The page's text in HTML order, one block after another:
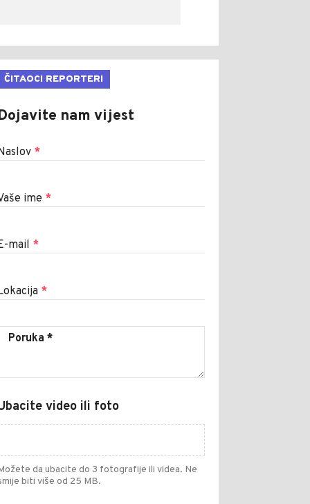
ČITAOCI REPORTERI
nam vijest
*
ime *
mail *
*
video ili foto
da ubacite do 3 fotografije ili videa. Ne
biti više od 25 MB.